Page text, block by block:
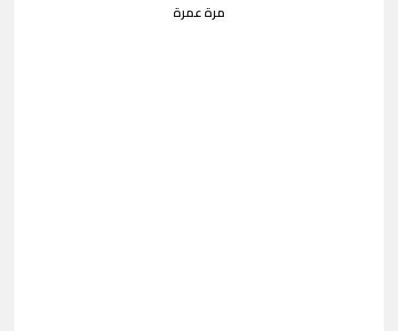
مرة عمرة